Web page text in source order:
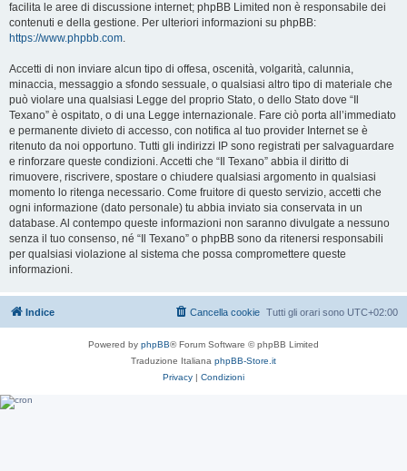
facilita le aree di discussione internet; phpBB Limited non è responsabile dei
contenuti e della gestione. Per ulteriori informazioni su phpBB:
https://www.phpbb.com.
Accetti di non inviare alcun tipo di offesa, oscenità, volgarità, calunnia,
minaccia, messaggio a sfondo sessuale, o qualsiasi altro tipo di materiale che
può violare una qualsiasi Legge del proprio Stato, o dello Stato dove “Il
Texano” è ospitato, o di una Legge internazionale. Fare ciò porta all’immediato
e permanente divieto di accesso, con notifica al tuo provider Internet se è
ritenuto da noi opportuno. Tutti gli indirizzi IP sono registrati per salvaguardare
e rinforzare queste condizioni. Accetti che “Il Texano” abbia il diritto di
rimuovere, riscrivere, spostare o chiudere qualsiasi argomento in qualsiasi
momento lo ritenga necessario. Come fruitore di questo servizio, accetti che
ogni informazione (dato personale) tu abbia inviato sia conservata in un
database. Al contempo queste informazioni non saranno divulgate a nessuno
senza il tuo consenso, né “Il Texano” o phpBB sono da ritenersi responsabili
per qualsiasi violazione al sistema che possa compromettere queste
informazioni.
Indice Tutti gli orari sono UTC+02:00
Cancella cookie
Powered by phpBB® Forum Software © phpBB Limited
Traduzione Italiana phpBB-Store.it
Privacy | Condizioni